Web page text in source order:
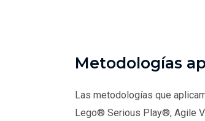
Metodologías
Las metodologías que
Lego® Serious Play®, Agile